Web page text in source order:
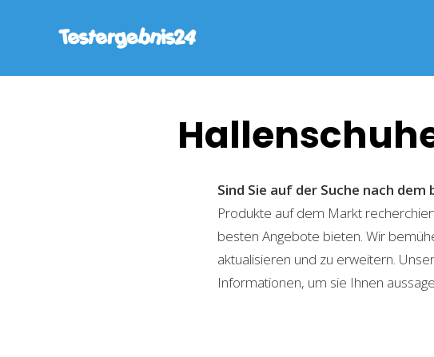
Sind Sie auf der Suche nach
Produkte auf dem Markt
besten Angebote bieten. Wir
aktualisieren und zu erweitern.
Informationen, um sie Ihnen